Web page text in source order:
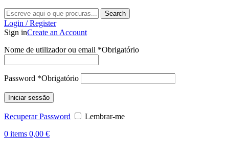
Search
Login / Register
Sign inCreate an Account
Nome de utilizador ou email *Obrigatório
Password *Obrigatório
Iniciar sessão
Recuperar Password
Lembrar-me
0 items 0,00 €